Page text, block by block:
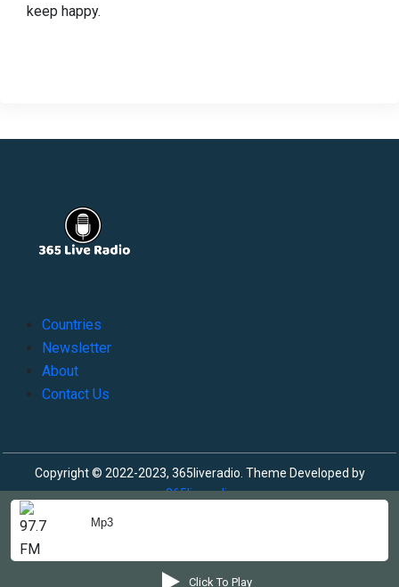
Mp3
Click To Play
keep happy.
Countries
Newsletter
About
Contact Us
Copyright © 2022-2023, 365liveradio. Theme Developed by
365liveradio